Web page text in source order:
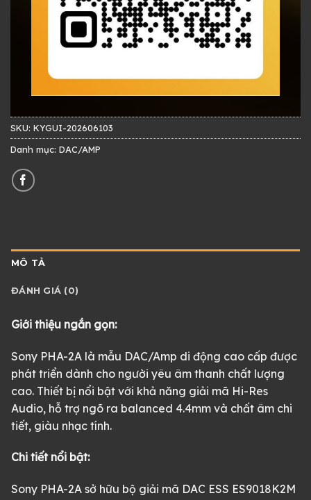
SKU: KYGUI-202606103
Danh mục: DAC/AMP
MÔ TẢ
ĐÁNH GIÁ (0)
Giới thiệu ngắn gọn:
Sony PHA-2A là mẫu DAC/Amp di động cao cấp được
phát triển dành cho người yêu âm thanh chất lượng
cao. Thiết bị nổi bật với khả năng giải mã Hi-Res
Audio, hỗ trợ ngõ ra balanced 4.4mm và chất âm chi
tiết, giàu nhạc tính.
Chi tiết nổi bật:
Sony PHA-2A sở hữu bộ giải mã DAC ESS ES9018K2M